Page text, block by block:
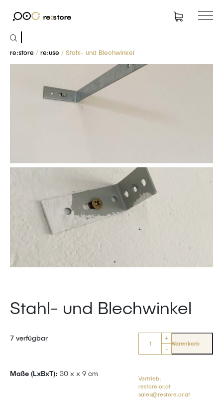
Suchen
nach:
re:store / re:use / Stahl- und Blechwinkel
Stahl- und Blechwinkel
7 verfügbar
Maße (LxBxT): 30 x x 9 cm
+
-
In den Warenkorb
Vertrieb:
restore.or.at
sales@restore.or.at